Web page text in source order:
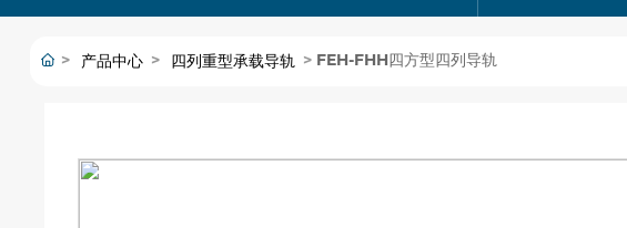
产品中心 四列重型承载导轨 FEH-FHH四方型四列导轨